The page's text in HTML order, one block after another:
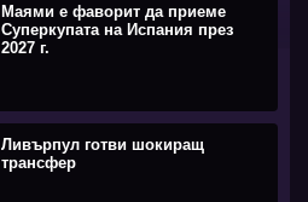
Маями е фаворит да приеме
Суперкупата на Испания през
2027 г.
Ливърпул готви шокиращ
трансфер